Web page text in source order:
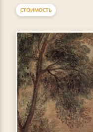
СТОИМОСТЬ